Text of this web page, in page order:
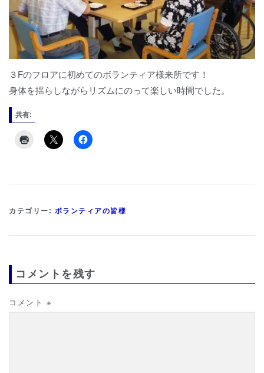
３Fのフロアに初めてのボランティア様来所です！
身体を揺らしながらリズムにのって楽しい時間でした。
共有:
カテゴリー: ボランティアの皆様
コメントを残す
コメント ※